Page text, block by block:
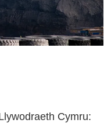
Cymru: